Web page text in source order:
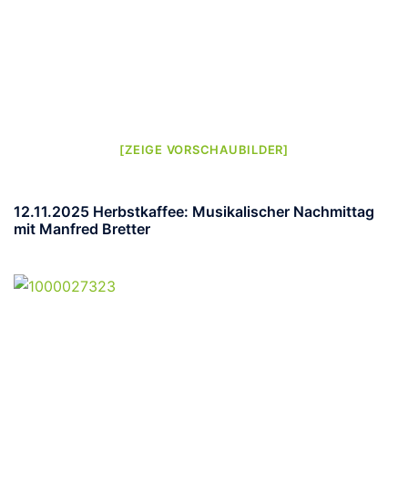
[ZEIGE VORSCHAUBILDER]
12.11.2025 Herbstkaffee: Musikalischer Nachmittag
mit Manfred Bretter